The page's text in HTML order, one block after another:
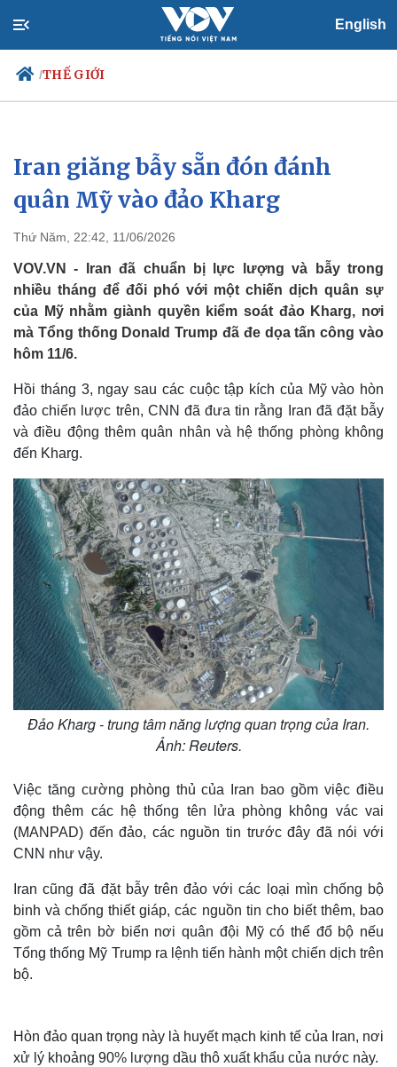
English
/THẾ GIỚI
Chính trị
Đảng
Tổ chức nhân sự
Nhận diện sự thật
Xã hội
Tin 24h
Dự báo thời tiết
Việc làm
Biển đảo
Iran giăng bẫy sẵn đón đánh
quân Mỹ vào đảo Kharg
Thứ Năm, 22:42, 11/06/2026
VOV.VN - Iran đã chuẩn bị lực lượng và bẫy trong
nhiều tháng để đối phó với một chiến dịch quân sự
của Mỹ nhằm giành quyền kiểm soát đảo Kharg, nơi
mà Tổng thống Donald Trump đã đe dọa tấn công vào
hôm 11/6.
Hồi tháng 3, ngay sau các cuộc tập kích của Mỹ vào hòn
đảo chiến lược trên, CNN đã đưa tin rằng Iran đã đặt bẫy
và điều động thêm quân nhân và hệ thống phòng không
đến Kharg.
Đảo Kharg - trung tâm năng lượng quan trọng của Iran.
Ảnh: Reuters.
Việc tăng cường phòng thủ của Iran bao gồm việc điều
động thêm các hệ thống tên lửa phòng không vác vai
(MANPAD) đến đảo, các nguồn tin trước đây đã nói với
CNN như vậy.
Iran cũng đã đặt bẫy trên đảo với các loại mìn chống bộ
binh và chống thiết giáp, các nguồn tin cho biết thêm, bao
gồm cả trên bờ biển nơi quân đội Mỹ có thể đổ bộ nếu
Tổng thống Mỹ Trump ra lệnh tiến hành một chiến dịch trên
bộ.
Hòn đảo quan trọng này là huyết mạch kinh tế của Iran, nơi
xử lý khoảng 90% lượng dầu thô xuất khẩu của nước này.